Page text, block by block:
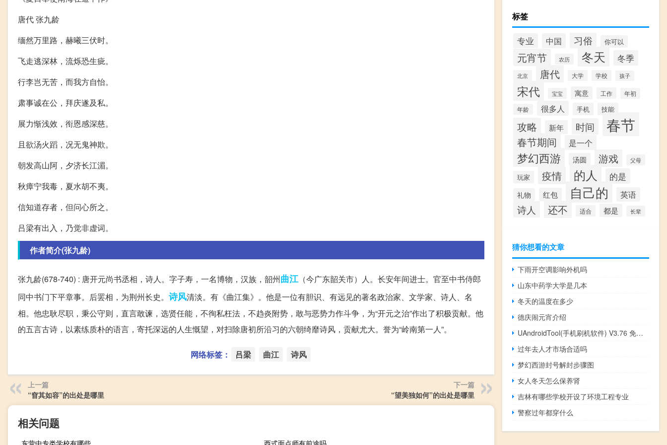
唐代 张九龄
缅然万里路，赫曦三伏时。
飞走逃深林，流烁恐生疵。
行李岂无苦，而我方自怡。
肃事诚在公，拜庆遂及私。
展力惭浅效，衔恩感深慈。
且欲汤火蹈，况无鬼神欺。
朝发高山阿，夕济长江湄。
秋瘴宁我毒，夏水胡不夷。
信知道存者，但问心所之。
吕梁有出入，乃觉非虚词。
作者简介(张九龄)
张九龄(678-740) : 唐开元尚书丞相，诗人。字子寿，一名博物，汉族，韶州曲江 （今广东韶关市）人。长安年间进士。官至中书侍郎
同中书门下平章事。后罢相，为荆州长史。 诗风清淡。有《曲江集》。他是一位有胆识、有远见的著名政治家、文学家、诗人、名
相。他忠耿尽职，秉公守则，直言敢谏，选贤任能，不徇私枉法，不趋炎附势，敢与恶势力作斗争，为“开元之治”作出了积极贡献。他
的五言古诗，以素练质朴的语言，寄托深远的人生慨望，对扫除唐初所沿习的六朝绮靡诗风，贡献尤大。誉为“岭南第一人”。
网络标签： 吕梁 曲江 诗风
上一篇
“窅其如容”的出处是哪里
下一篇
“望美独如何”的出处是哪里
相关问题
东营中专类学校有哪些 西式面点师有前途吗
标签
专业 中国 习俗 你可以
元宵节 农历 冬天 冬季
北京 唐代 大学 学校 孩子
宋代 宝宝 寓意 工作
年初
年龄
很多人 手机 技能
攻略 新年 时间 春节
春节期间 是一个
梦幻西游 汤圆 游戏 父母
玩家 疫情 的人 的是
礼物 红包 自己的 英语
诗人 还不 适合 都是 长辈
猜你想看的文章
下雨开空调影响外机吗
山东中药学大学是几本
冬天的温度在多少
德庆闹元宵介绍
UAndroidTool(手机刷机软件) V3.76 免费版（UAndroidTool(手机刷机软件) V3.76 免费版功能简介）
过年去人才市场合适吗
梦幻西游封号解封步骤图
女人冬天怎么保养肾
吉林有哪些学校开设了环境工程专业
警察过年都穿什么